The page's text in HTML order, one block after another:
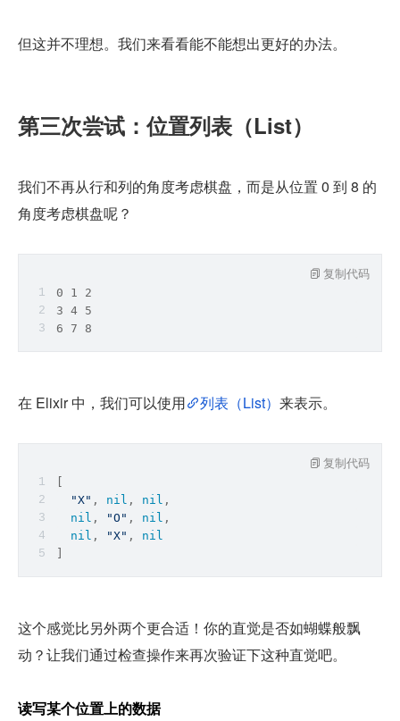
但这并不理想。我们来看看能不能想出更好的办法。
第三次尝试：位置列表（List）
我们不再从行和列的角度考虑棋盘，而是从位置 0 到 8 的
角度考虑棋盘呢？
0 1 2
3 4 5
6 7 8
复制代码
在 Elixir 中，我们可以使用 列表（List） 来表示。
"X" , nil , nil ,
nil , "O" , nil ,
nil , "X" , nil
复制代码
这个感觉比另外两个更合适！你的直觉是否如蝴蝶般飘
动？让我们通过检查操作来再次验证下这种直觉吧。
读写某个位置上的数据